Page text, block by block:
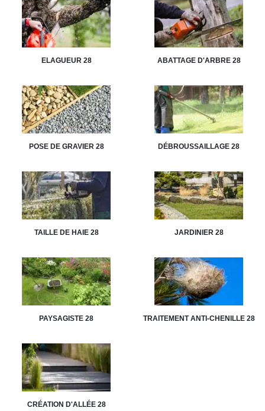
ELAGUEUR 28 ABATTAGE D'ARBRE 28
POSE DE GRAVIER 28 DÉBROUSSAILLAGE 28
TAILLE DE HAIE 28 JARDINIER 28
PAYSAGISTE 28 TRAITEMENT ANTI-CHENILLE 28
CRÉATION D'ALLÉE 28